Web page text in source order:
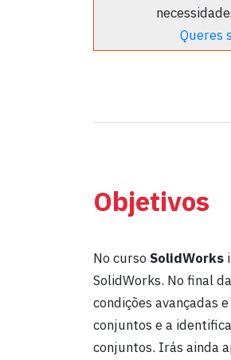
Queres
Objetivos
No curso SolidWorks
SolidWorks. No final
condições avançadas
conjuntos e a
conjuntos. Irás ainda